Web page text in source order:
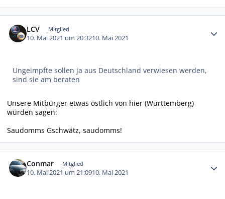
LCV Mitglied
10. Mai 2021 um 20:3210. Mai 2021
Ungeimpfte sollen ja aus Deutschland verwiesen werden,
sind sie am beraten
Unsere Mitbürger etwas östlich von hier (Württemberg)
würden sagen:
Saudomms Gschwätz, saudomms!
Conmar Mitglied
10. Mai 2021 um 21:0910. Mai 2021